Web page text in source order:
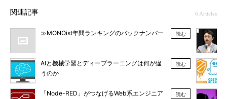
関連記事 6 Articles
≫MONOist年間ランキングのバックナンバー 読む
AIと機械学習とディープラーニングは何が違
うのか
読む
「Node-RED」がつなげるWeb系エンジニア
読む